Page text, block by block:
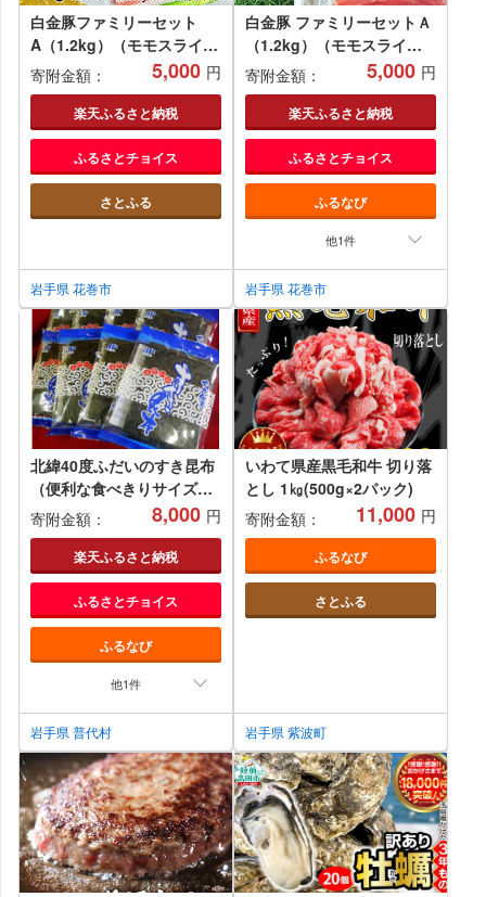
白金豚ファミリーセット
A（1.2kg）（モモスライ
ス・カレー用角切り）
【561】
寄附金額： 5,000 円
楽天ふるさと納税
ふるさとチョイス
さとふる
岩手県 花巻市
白金豚 ファミリーセットＡ
（1.2kg）（モモスライス
600g・カレー用角切り
600g）
寄附金額： 5,000 円
楽天ふるさと納税
ふるさとチョイス
ふるなび
他1件
岩手県 花巻市
北緯40度ふだいのすき昆布
（便利な食べきりサイズ）
8切3枚入×8袋セット
寄附金額： 8,000 円
楽天ふるさと納税
ふるさとチョイス
ふるなび
他1件
岩手県 普代村
いわて県産黒毛和牛 切り落
とし 1㎏(500g×2パック)
寄附金額：
11,000 円
ふるなび
さとふる
岩手県 紫波町